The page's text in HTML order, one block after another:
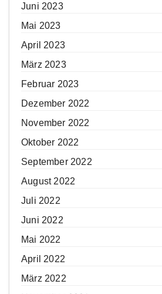
Juni 2023
Mai 2023
April 2023
März 2023
Februar 2023
Dezember 2022
November 2022
Oktober 2022
September 2022
August 2022
Juli 2022
Juni 2022
Mai 2022
April 2022
März 2022